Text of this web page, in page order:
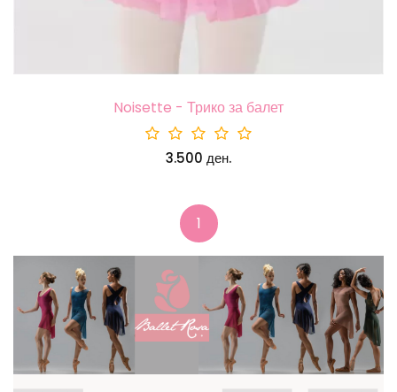
Noisette - Трико за балет
3.500 ден.
1